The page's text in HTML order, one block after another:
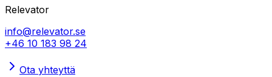
Relevator
info@relevator.se
+46 10 183 98 24
Ota yhteyttä